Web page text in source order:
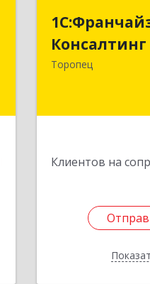
Консалтинг
Торопец
Клиентов на
172840,